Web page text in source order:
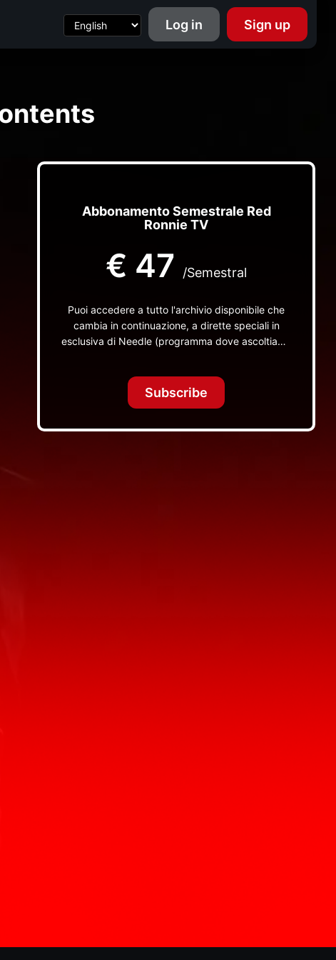
Log in Sign up
Abbonamento Semestrale Red
Ronnie TV
€ 47 /Semestral
Puoi accedere a tutto l'archivio disponibile che
cambia in continuazione, a dirette speciali in
esclusiva di Needle (programma dove ascoltiamo
TV non visibili da nessuna altra parte
Subscribe